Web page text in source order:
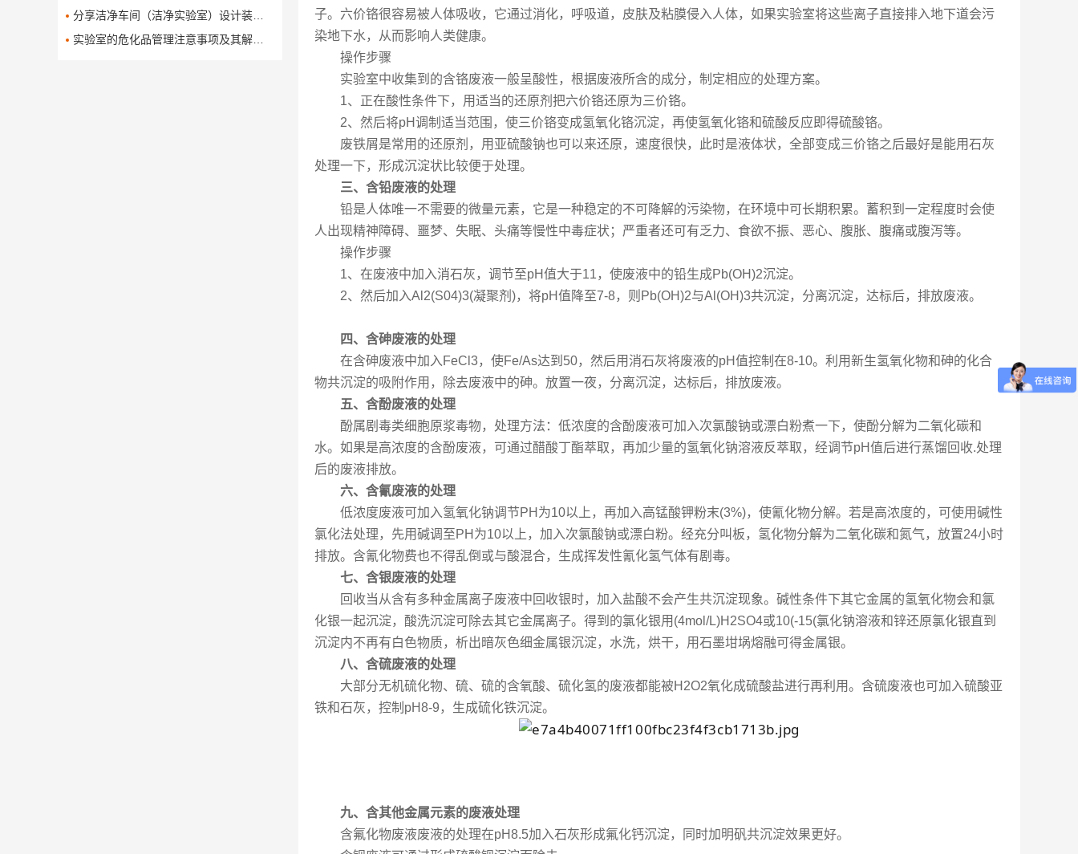
分享洁净车间（洁净实验室）设计装修方案
实验室的危化品管理注意事项及其解决办法
子。六价铬很容易被人体吸收，它通过消化，呼吸道，皮肤及粘膜侵入人体，如果实验室将这些离子直接排入地下道会污
染地下水，从而影响人类健康。
操作步骤
实验室中收集到的含铬废液一般呈酸性，根据废液所含的成分，制定相应的处理方案。
1、正在酸性条件下，用适当的还原剂把六价铬还原为三价铬。
2、然后将pH调制适当范围，使三价铬变成氢氧化铬沉淀，再使氢氧化铬和硫酸反应即得硫酸铬。
废铁屑是常用的还原剂，用亚硫酸钠也可以来还原，速度很快，此时是液体状，全部变成三价铬之后最好是能用石灰
处理一下，形成沉淀状比较便于处理。
三、含铅废液的处理
铅是人体唯一不需要的微量元素，它是一种稳定的不可降解的污染物，在环境中可长期积累。蓄积到一定程度时会使
人出现精神障碍、噩梦、失眠、头痛等慢性中毒症状；严重者还可有乏力、食欲不振、恶心、腹胀、腹痛或腹泻等。
操作步骤
1、在废液中加入消石灰，调节至pH值大于11，使废液中的铅生成Pb(OH)2沉淀。
2、然后加入Al2(S04)3(凝聚剂)，将pH值降至7-8，则Pb(OH)2与Al(OH)3共沉淀，分离沉淀，达标后，排放废液。
四、含砷废液的处理
在含砷废液中加入FeCl3，使Fe/As达到50，然后用消石灰将废液的pH值控制在8-10。利用新生氢氧化物和砷的化合
物共沉淀的吸附作用，除去废液中的砷。放置一夜，分离沉淀，达标后，排放废液。
五、含酚废液的处理
酚属剧毒类细胞原浆毒物，处理方法：低浓度的含酚废液可加入次氯酸钠或漂白粉煮一下，使酚分解为二氧化碳和
水。如果是高浓度的含酚废液，可通过醋酸丁酯萃取，再加少量的氢氧化钠溶液反萃取，经调节pH值后进行蒸馏回收.处理
后的废液排放。
六、含氰废液的处理
低浓度废液可加入氢氧化钠调节PH为10以上，再加入高锰酸钾粉末(3%)，使氰化物分解。若是高浓度的，可使用碱性
氯化法处理，先用碱调至PH为10以上，加入次氯酸钠或漂白粉。经充分叫板，氢化物分解为二氧化碳和氮气，放置24小时
排放。含氰化物费也不得乱倒或与酸混合，生成挥发性氰化氢气体有剧毒。
七、含银废液的处理
回收当从含有多种金属离子废液中回收银时，加入盐酸不会产生共沉淀现象。碱性条件下其它金属的氢氧化物会和氯
化银一起沉淀，酸洗沉淀可除去其它金属离子。得到的氯化银用(4mol/L)H2SO4或10(-15(氯化钠溶液和锌还原氯化银直到
沉淀内不再有白色物质，析出暗灰色细金属银沉淀，水洗，烘干，用石墨坩埚熔融可得金属银。
八、含硫废液的处理
大部分无机硫化物、硫、硫的含氧酸、硫化氢的废液都能被H2O2氧化成硫酸盐进行再利用。含硫废液也可加入硫酸亚
铁和石灰，控制pH8-9，生成硫化铁沉淀。
九、含其他金属元素的废液处理
含氟化物废液废液的处理在pH8.5加入石灰形成氟化钙沉淀，同时加明矾共沉淀效果更好。